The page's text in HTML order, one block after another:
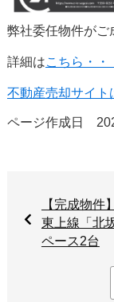
弊社委任物件がご
詳細はこちら・・
不動産売却サイト
ページ作成日
【完成物件
東上線「北
ペース2台